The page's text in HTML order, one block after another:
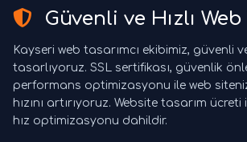
Güvenli ve Hızlı
Kayseri web tasarımcı ekibimiz, güvenli
tasarlıyoruz. SSL sertifikası, güvenlik
performans optimizasyonu ile web
hızını artırıyoruz. Website tasarım
hız optimizasyonu dahildir.